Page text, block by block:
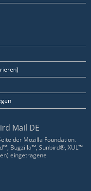
Mail DE
der Mozilla Foundation.
Bugzilla™, Sunbird®, XUL™
eingetragene